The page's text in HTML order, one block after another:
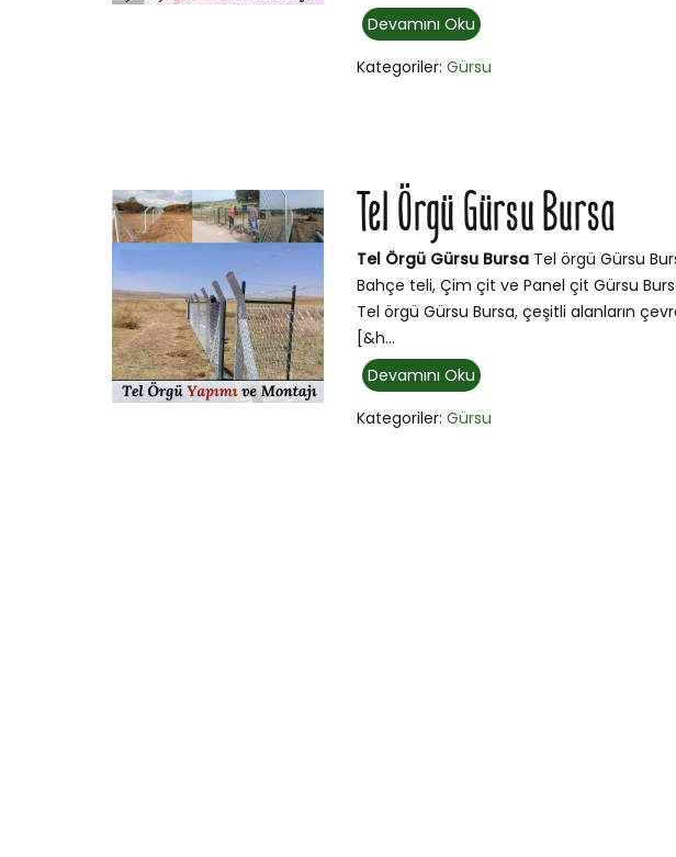
Devamını Oku
Kategoriler:Gürsu
Tel Örgü Gürsu Bursa
Tel Örgü Gürsu Bursa Tel örgü Gürsu
Bahçe teli, Çim çit ve Panel çit Gürsu
Tel örgü Gürsu Bursa, çeşitli alanların
[&h...
Devamını Oku
Kategoriler:Gürsu